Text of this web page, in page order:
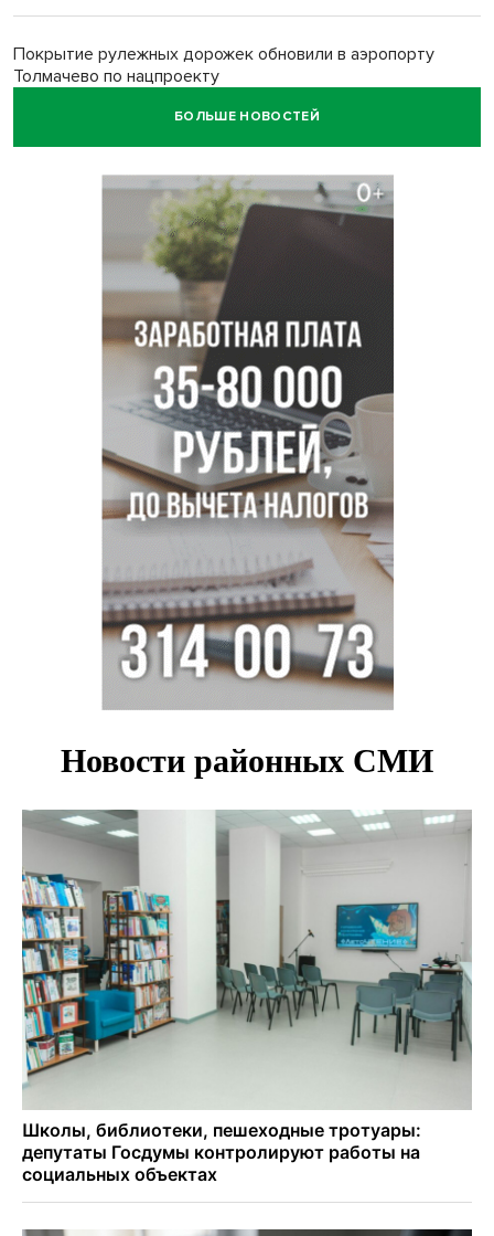
Покрытие рулежных дорожек обновили в аэропорту
Толмачево по нацпроекту
В Новосибирске зафиксирован рост заболеваемости
В Новосибирске осудили внука за продажу дедова ружья
псевдо-мигранту
В Новосибирске по КРТ сдали первую очередь
миниполиса «Фора»
О пустырях в центре Новосибирска из-за лимита
площади КРТ предупредили эксперты
БОЛЬШЕ НОВОСТЕЙ